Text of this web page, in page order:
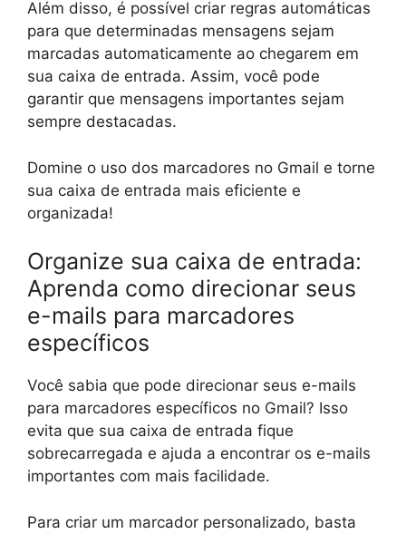
Além disso, é possível criar regras automáticas
para que determinadas mensagens sejam
marcadas automaticamente ao chegarem em
sua caixa de entrada. Assim, você pode
garantir que mensagens importantes sejam
sempre destacadas.
Domine o uso dos marcadores no Gmail e torne
sua caixa de entrada mais eficiente e
organizada!
Organize sua caixa de entrada:
Aprenda como direcionar seus
e-mails para marcadores
específicos
Você sabia que pode direcionar seus e-mails
para marcadores específicos no Gmail? Isso
evita que sua caixa de entrada fique
sobrecarregada e ajuda a encontrar os e-mails
importantes com mais facilidade.
Para criar um marcador personalizado, basta